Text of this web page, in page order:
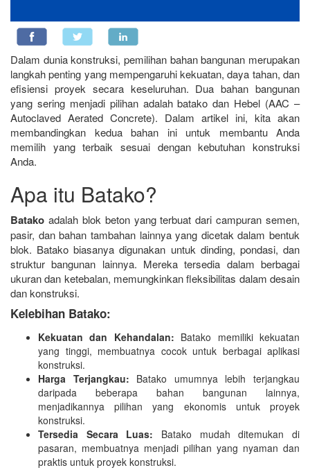
Dalam dunia konstruksi, pemilihan bahan bangunan merupakan
langkah penting yang mempengaruhi kekuatan, daya tahan, dan
efisiensi proyek secara keseluruhan. Dua bahan bangunan
yang sering menjadi pilihan adalah batako dan Hebel (AAC –
Autoclaved Aerated Concrete). Dalam artikel ini, kita akan
membandingkan kedua bahan ini untuk membantu Anda
memilih yang terbaik sesuai dengan kebutuhan konstruksi
Anda.
Apa itu Batako?
Batako adalah blok beton yang terbuat dari campuran semen,
pasir, dan bahan tambahan lainnya yang dicetak dalam bentuk
blok. Batako biasanya digunakan untuk dinding, pondasi, dan
struktur bangunan lainnya. Mereka tersedia dalam berbagai
ukuran dan ketebalan, memungkinkan fleksibilitas dalam desain
dan konstruksi.
Kelebihan Batako:
Kekuatan dan Kehandalan: Batako memiliki kekuatan
yang tinggi, membuatnya cocok untuk berbagai aplikasi
konstruksi.
Harga Terjangkau: Batako umumnya lebih terjangkau
daripada beberapa bahan bangunan lainnya,
menjadikannya pilihan yang ekonomis untuk proyek
konstruksi.
Tersedia Secara Luas: Batako mudah ditemukan di
pasaran, membuatnya menjadi pilihan yang nyaman dan
praktis untuk proyek konstruksi.